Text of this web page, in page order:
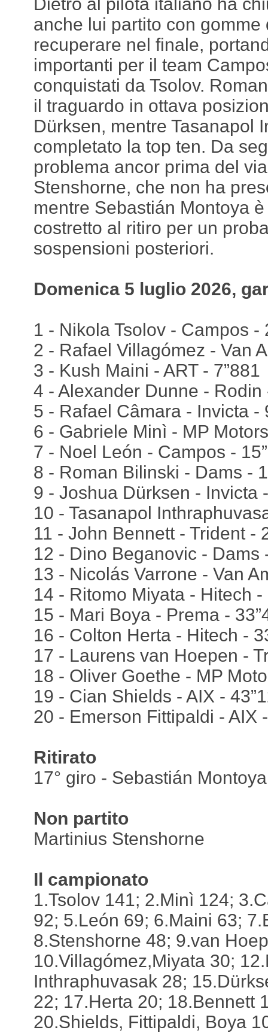
Dietro al pilota italiano ha
anche lui partito con gomme
recuperare nel finale,
importanti per il team
conquistati da Tsolov.
il traguardo in ottava
Dürksen, mentre Tasanapol
completato la top ten. Da
problema ancor prima del
Stenshorne, che non ha
mentre Sebastián Montoya
costretto al ritiro per un
sospensioni posteriori.
Domenica 5 luglio 2026,
1 - Nikola Tsolov - Campos -
2 - Rafael Villagómez - Van
3 - Kush Maini - ART - 7”881
4 - Alexander Dunne - Rodin
5 - Rafael Câmara - Invicta -
6 - Gabriele Minì - MP
7 - Noel León - Campos -
8 - Roman Bilinski - Dams -
9 - Joshua Dürksen - Invicta
10 - Tasanapol
11 - John Bennett - Trident -
12 - Dino Beganovic - Dams
13 - Nicolás Varrone - Van
14 - Ritomo Miyata - Hitech -
15 - Mari Boya - Prema -
16 - Colton Herta - Hitech -
17 - Laurens van Hoepen -
18 - Oliver Goethe - MP
19 - Cian Shields - AIX -
20 - Emerson Fittipaldi - AIX
Ritirato
17° giro - Sebastián Montoya
Non partito
Martinius Stenshorne
Il campionato
1.Tsolov 141; 2.Minì 124;
92; 5.León 69; 6.Maini 63;
8.Stenshorne 48; 9.van
10.Villagómez,Miyata 30;
Inthraphuvasak 28;
22; 17.Herta 20; 18.Bennett
20.Shields, Fittipaldi, Boya